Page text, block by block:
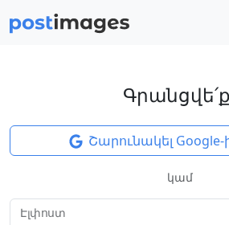
Շարունակել Google-
կամ
Էլփոստ